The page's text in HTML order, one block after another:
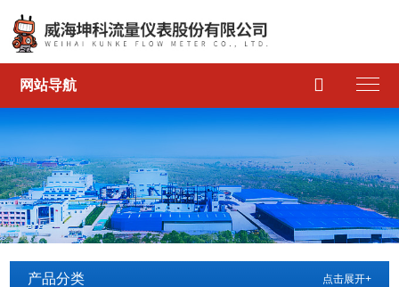
网站导航 
产品分类 点击展开+